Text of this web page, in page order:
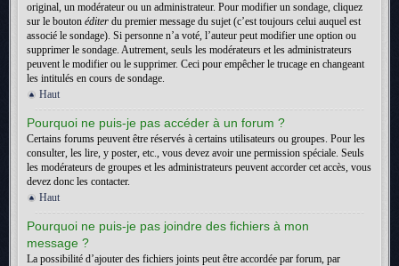
original, un modérateur ou un administrateur. Pour modifier un sondage, cliquez
sur le bouton éditer du premier message du sujet (c’est toujours celui auquel est
associé le sondage). Si personne n’a voté, l’auteur peut modifier une option ou
supprimer le sondage. Autrement, seuls les modérateurs et les administrateurs
peuvent le modifier ou le supprimer. Ceci pour empêcher le trucage en changeant
les intitulés en cours de sondage.
Haut
Pourquoi ne puis-je pas accéder à un forum ?
Certains forums peuvent être réservés à certains utilisateurs ou groupes. Pour les
consulter, les lire, y poster, etc., vous devez avoir une permission spéciale. Seuls
les modérateurs de groupes et les administrateurs peuvent accorder cet accès, vous
devez donc les contacter.
Haut
Pourquoi ne puis-je pas joindre des fichiers à mon
message ?
La possibilité d’ajouter des fichiers joints peut être accordée par forum, par